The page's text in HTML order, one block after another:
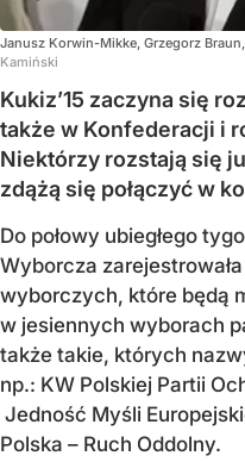
Janusz Korwin-Mikke, Grzegorz
Kamiński
Kukiz’15 zaczyna się
także w Konfederacji i
Niektórzy rozstają się
zdążą się połączyć w
Do połowy ubiegłego
Wyborcza
wyborczych, które będą
w jesiennych wyborach
także takie, których
np.: KW Polskiej Partii
Jedność Myśli
Polska – Ruch Oddolny.